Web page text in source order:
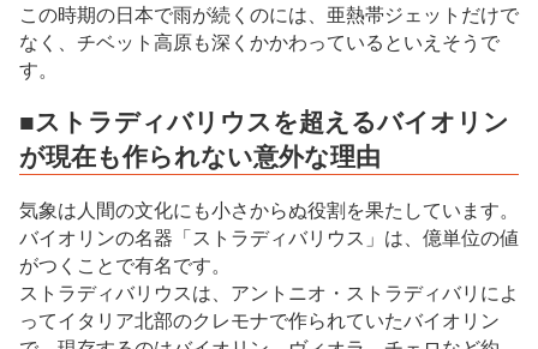
この時期の日本で雨が続くのには、亜熱帯ジェットだけで
なく、チベット高原も深くかかわっているといえそうで
す。
■ストラディバリウスを超えるバイオリン
が現在も作られない意外な理由
気象は人間の文化にも小さからぬ役割を果たしています。
バイオリンの名器「ストラディバリウス」は、億単位の値
がつくことで有名です。
ストラディバリウスは、アントニオ・ストラディバリによ
ってイタリア北部のクレモナで作られていたバイオリン